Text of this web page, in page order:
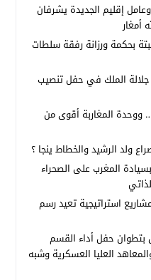
إقليم الجديدة يشرفان
أمغار
بحكمة ورزانة رفقة سلطات
الملك في حفل تنصيب
ووحدة المغاربة أقوى من
ولد الرشيد والخطاط ينجا ؟
المغرب على الصحراء
استراتيجية تعيد رسم
بتطوان حفل أداء القسم
العليا العسكرية وشبه